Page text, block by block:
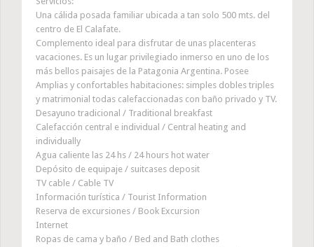
Una cálida posada familiar ubicada a tan solo 500 mts. del
centro de El Calafate.
Complemento ideal para disfrutar de unas placenteras
vacaciones. Es un lugar privilegiado inmerso en uno de los
más bellos paisajes de la Patagonia Argentina. Posee
Amplias y confortables habitaciones: simples dobles triples
y matrimonial todas calefaccionadas con baño privado y TV.
Desayuno tradicional / Traditional breakfast
Calefacción central e individual / Central heating and
individually
Agua caliente las 24 hs / 24 hours hot water
Depósito de equipaje / suitcases deposit
TV cable / Cable TV
Información turística / Tourist Information
Reserva de excursiones / Book Excursion
Internet
Ropas de cama y baño / Bed and Bath clothes